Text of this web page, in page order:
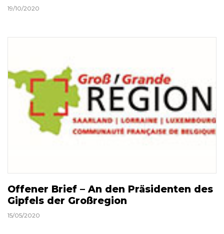
19/10/2020
Offener Brief – An den Präsidenten des
Gipfels der Großregion
15/05/2020